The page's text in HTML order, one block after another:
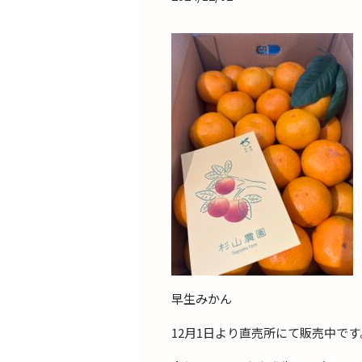
早生みかん
12月1日より直売所にて販売中で